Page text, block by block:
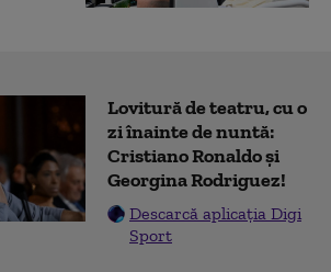
Lovitură de teatru, cu o
zi înainte de nuntă:
Cristiano Ronaldo și
Georgina Rodriguez!
Descarcă aplicația Digi
Sport